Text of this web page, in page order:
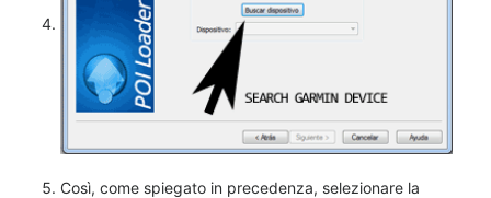
Così, come spiegato in precedenza, selezionare la